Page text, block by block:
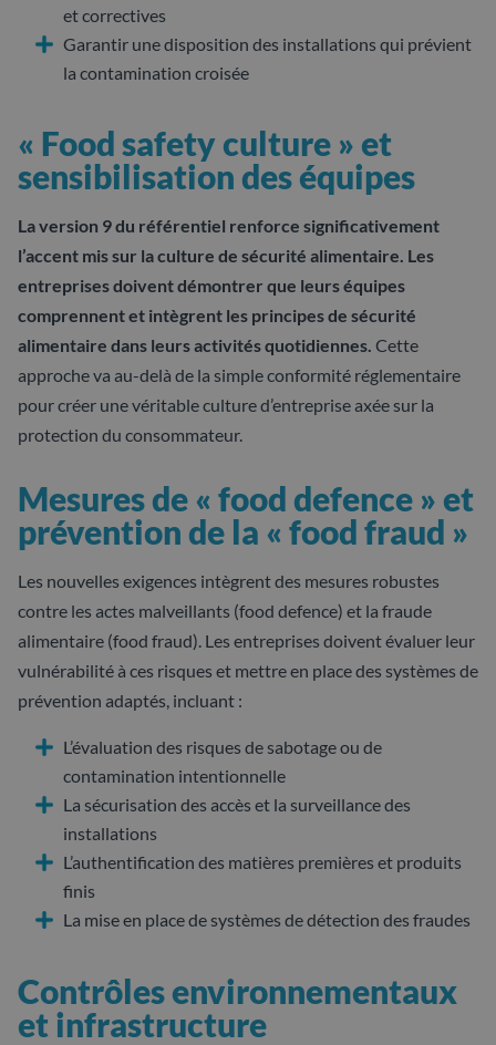
et correctives
Garantir une disposition des installations qui prévient
la contamination croisée
« Food safety culture » et
sensibilisation des équipes
La version 9 du référentiel renforce significativement
l’accent mis sur la culture de sécurité alimentaire. Les
entreprises doivent démontrer que leurs équipes
comprennent et intègrent les principes de sécurité
alimentaire dans leurs activités quotidiennes. Cette
approche va au-delà de la simple conformité réglementaire
pour créer une véritable culture d’entreprise axée sur la
protection du consommateur.
Mesures de « food defence » et
prévention de la « food fraud »
Les nouvelles exigences intègrent des mesures robustes
contre les actes malveillants (food defence) et la fraude
alimentaire (food fraud). Les entreprises doivent évaluer leur
vulnérabilité à ces risques et mettre en place des systèmes de
prévention adaptés, incluant :
L’évaluation des risques de sabotage ou de
contamination intentionnelle
La sécurisation des accès et la surveillance des
installations
L’authentification des matières premières et produits
finis
La mise en place de systèmes de détection des fraudes
Contrôles environnementaux
et infrastructure